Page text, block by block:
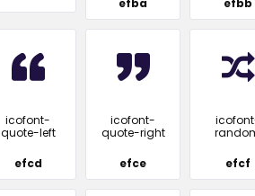
efba efbb
icofont-
quote-left
efcd
icofont-
quote-right
efce
efcf